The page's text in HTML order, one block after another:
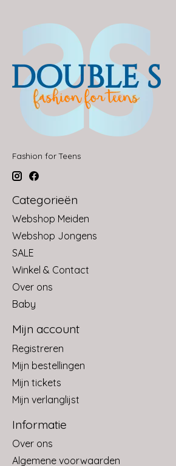
Fashion for Teens
Categorieën
Webshop Meiden
Webshop Jongens
SALE
Winkel & Contact
Over ons
Baby
Mijn account
Registreren
Mijn bestellingen
Mijn tickets
Mijn verlanglijst
Informatie
Over ons
Algemene voorwaarden